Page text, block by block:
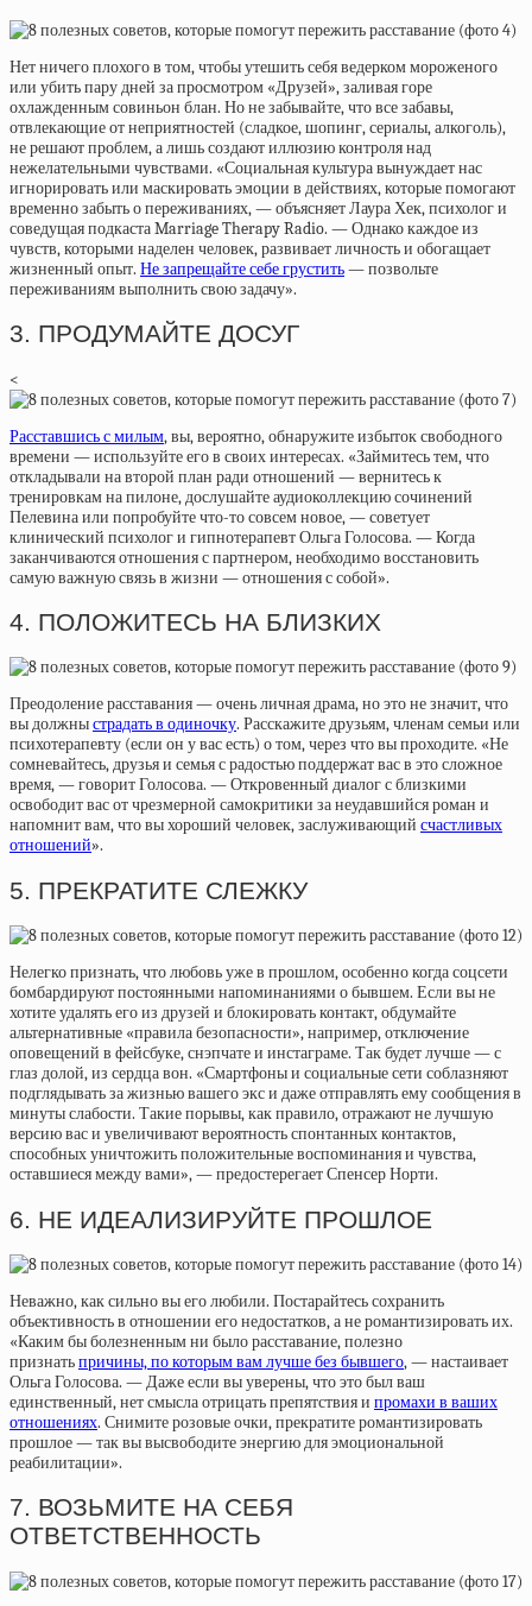
Нет ничего плохого в том, чтобы утешить себя ведерком мороженого
или убить пару дней за просмотром «Друзей», заливая горе
охлажденным совиньон блан. Но не забывайте, что все забавы,
отвлекающие от неприятностей (сладкое, шопинг, сериалы, алкоголь),
не решают проблем, а лишь создают иллюзию контроля над
нежелательными чувствами. «Социальная культура вынуждает нас
игнорировать или маскировать эмоции в действиях, которые помогают
временно забыть о переживаниях, — объясняет Лаура Хек, психолог и
соведущая подкаста Marriage Therapy Radio. — Однако каждое из
чувств, которыми наделен человек, развивает личность и обогащает
жизненный опыт. Не запрещайте себе грустить— позвольте
переживаниям выполнить свою задачу».
3. ПРОДУМАЙТЕ ДОСУГ
<
Расставшись с милым, вы, вероятно, обнаружите избыток свободного
времени — используйте его в своих интересах. «Займитесь тем, что
откладывали на второй план ради отношений — вернитесь к
тренировкам на пилоне, дослушайте аудиоколлекцию сочинений
Пелевина или попробуйте что-то совсем новое, — советует
клинический психолог и гипнотерапевт Ольга Голосова. — Когда
заканчиваются отношения с партнером, необходимо восстановить
самую важную связь в жизни — отношения с собой».
4. ПОЛОЖИТЕСЬ НА БЛИЗКИХ
Преодоление расставания — очень личная драма, но это не значит, что
вы должныстрадать в одиночку. Расскажите друзьям, членам семьи или
психотерапевту (если он у вас есть) о том, через что вы проходите. «Не
сомневайтесь, друзья и семья с радостью поддержат вас в это сложное
время, — говорит Голосова. — Откровенный диалог с близкими
освободит вас от чрезмерной самокритики за неудавшийся роман и
напомнит вам, что вы хороший человек, заслуживающий счастливых
отношений».
5. ПРЕКРАТИТЕ СЛЕЖКУ
Нелегко признать, что любовь уже в прошлом, особенно когда соцсети
бомбардируют постоянными напоминаниями о бывшем. Если вы не
хотите удалять его из друзей и блокировать контакт, обдумайте
альтернативные «правила безопасности», например, отключение
оповещений в фейсбуке, снэпчате и инстаграме. Так будет лучше — с
глаз долой, из сердца вон. «Смартфоны и социальные сети соблазняют
подглядывать за жизнью вашего экс и даже отправлять ему сообщения в
минуты слабости. Такие порывы, как правило, отражают не лучшую
версию вас и увеличивают вероятность спонтанных контактов,
способных уничтожить положительные воспоминания и чувства,
оставшиеся между вами», — предостерегает Спенсер Норти.
6. НЕ ИДЕАЛИЗИРУЙТЕ ПРОШЛОЕ
Неважно, как сильно вы его любили. Постарайтесь сохранить
объективность в отношении его недостатков, а не романтизировать их.
«Каким бы болезненным ни было расставание, полезно
признатьпричины, по которым вам лучше без бывшего, — настаивает
Ольга Голосова. — Даже если вы уверены, что это был ваш
единственный, нет смысла отрицать препятствия и промахи в ваших
отношениях. Снимите розовые очки, прекратите романтизировать
прошлое — так вы высвободите энергию для эмоциональной
реабилитации».
7. ВОЗЬМИТЕ НА СЕБЯ
ОТВЕТСТВЕННОСТЬ